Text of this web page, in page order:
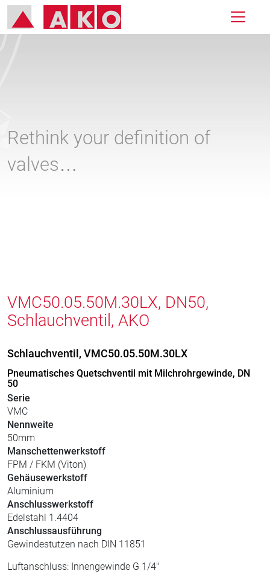
Rethink your definition of
valves…
VMC50.05.50M.30LX, DN50,
Schlauchventil, AKO
Schlauchventil, VMC50.05.50M.30LX
Pneumatisches Quetschventil mit Milchrohrgewinde, DN
50
Serie
VMC
Nennweite
50mm
Manschettenwerkstoff
FPM / FKM (Viton)
Gehäusewerkstoff
Aluminium
Anschlusswerkstoff
Edelstahl 1.4404
Anschlussausführung
Gewindestutzen nach DIN 11851
Luftanschluss: Innengewinde G 1/4"